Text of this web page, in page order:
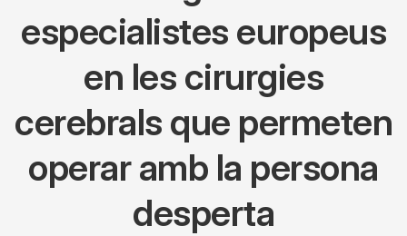
especialistes europeus
en les cirurgies
cerebrals que permeten
operar amb la persona
desperta